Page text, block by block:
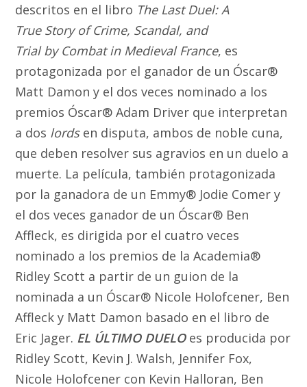
descritos en el libro The Last Duel: A
True Story of Crime, Scandal, and
Trial by Combat in Medieval France, es
protagonizada por el ganador de un Óscar®
Matt Damon y el dos veces nominado a los
premios Óscar® Adam Driver que interpretan
a dos lordsen disputa, ambos de noble cuna,
que deben resolver sus agravios en un duelo a
muerte. La película, también protagonizada
por la ganadora de un Emmy® Jodie Comer y
el dos veces ganador de un Óscar® Ben
Affleck, es dirigida por el cuatro veces
nominado a los premios de la Academia®
Ridley Scott a partir de un guion de la
nominada a un Óscar® Nicole Holofcener, Ben
Affleck y Matt Damon basado en el libro de
Eric Jager. EL ÚLTIMO DUELO es producida por
Ridley Scott, Kevin J. Walsh, Jennifer Fox,
Nicole Holofcener con Kevin Halloran, Ben